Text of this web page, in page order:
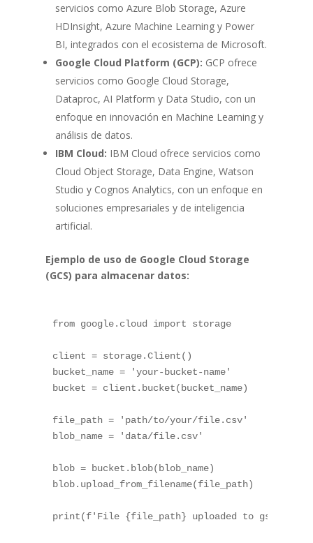
servicios como Azure Blob Storage, Azure
HDInsight, Azure Machine Learning y Power
BI, integrados con el ecosistema de Microsoft.
Google Cloud Platform (GCP): GCP ofrece
servicios como Google Cloud Storage,
Dataproc, AI Platform y Data Studio, con un
enfoque en innovación en Machine Learning y
análisis de datos.
IBM Cloud: IBM Cloud ofrece servicios como
Cloud Object Storage, Data Engine, Watson
Studio y Cognos Analytics, con un enfoque en
soluciones empresariales y de inteligencia
artificial.
Ejemplo de uso de Google Cloud Storage
(GCS) para almacenar datos:
from google. cloud import storage
client = storage.Client( )
bucket_name =
'your-bucket-name'
bucket = client . bucket(bucket_name)
file_path =
'path/to/your/file.csv'
blob_name = 'data/file.csv'
blob = bucket . blob(blob_name)
blob. upload_from_filename(file_path)
print(f'File {file_path} uploaded to gs://